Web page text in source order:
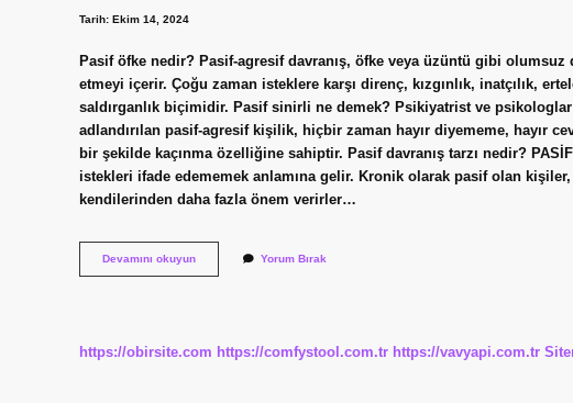
Tarih: Ekim 14, 2024
Pasif öfke nedir? Pasif-agresif davranış, öfke veya üzüntü gibi olumsuz
etmeyi içerir. Çoğu zaman isteklere karşı direnç, kızgınlık, inatçılık,
saldırganlık biçimidir. Pasif sinirli ne demek? Psikiyatrist ve
adlandırılan pasif-agresif kişilik, hiçbir zaman hayır diyememe, hayır
bir şekilde kaçınma özelliğine sahiptir. Pasif davranış tarzı nedir?
istekleri ifade edememek anlamına gelir. Kronik olarak pasif olan
kendilerinden daha fazla önem verirler…
Devamını okuyunPasif
Gerginlik
Yorum Bırak
https://obirsite.com https://comfystool.com.tr https://vavyapi.com.tr